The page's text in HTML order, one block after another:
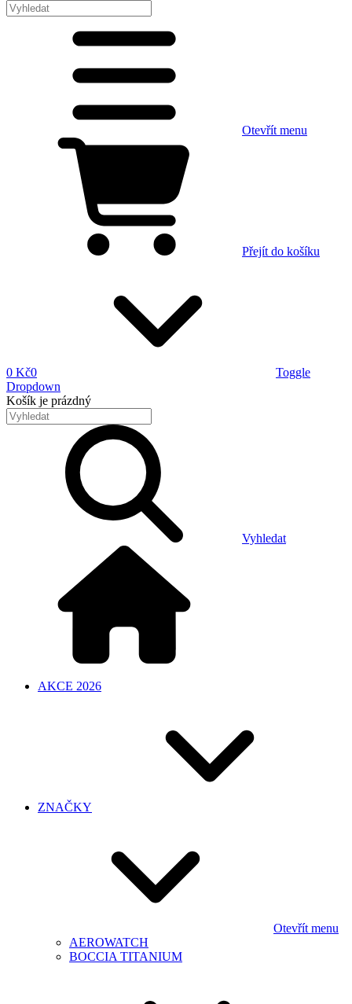
Otevřít menu
Přejít do košíku
0 Kč0
Toggle
Dropdown
Košík je prázdný
Vyhledat
AKCE 2026
ZNAČKY
Otevřít menu
AEROWATCH
BOCCIA TITANIUM